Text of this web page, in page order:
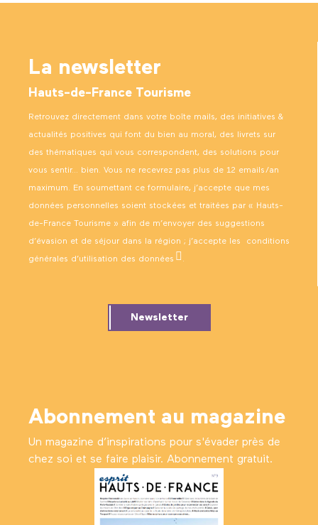
La newsletter
Hauts-de-France Tourisme
Retrouvez directement dans votre boîte mails, des initiatives &
actualités positives qui font du bien au moral, des livrets sur
des thématiques qui vous correspondent, des solutions pour
vous sentir… bien. Vous ne recevrez pas plus de 12 emails/an
maximum. En soumettant ce formulaire, j’accepte que mes
données personnelles soient stockées et traitées par « Hauts-
de-France Tourisme » afin de m’envoyer des suggestions
d’évasion et de séjour dans la région ; j’accepte les conditions
générales d’utilisation des données .
Newsletter
Abonnement au magazine
Un magazine d’inspirations pour s'évader près de
chez soi et se faire plaisir. Abonnement gratuit.